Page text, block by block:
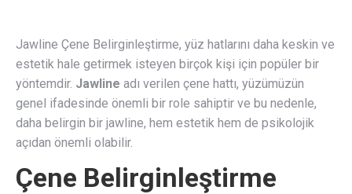
Jawline Çene Belirginleştirme, yüz hatlarını daha keskin ve
estetik hale getirmek isteyen birçok kişi için popüler bir
yöntemdir. Jawline adı verilen çene hattı, yüzümüzün
genel ifadesinde önemli bir role sahiptir ve bu nedenle,
daha belirgin bir jawline, hem estetik hem de psikolojik
açıdan önemli olabilir.
Çene Belirginleştirme